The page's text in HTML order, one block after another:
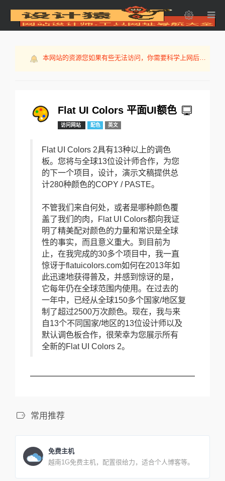
本网站的资源您如果有些无法访问，你需要科学上网后才
可以浏览！
本网站新域名www.3w5.com.cn欢迎访问
可以浏览！
本网站新域名www.3w5.com.cn欢迎访问
Flat UI Colors 平面UI额色
访问网站 配色 英文
Flat UI Colors 2具有13种以上的调色
板。您将与全球13位设计师合作，为您
的下一个项目，设计，演示文稿提供总
计280种颜色的COPY / PASTE。
不管我们来自何处，或者是哪种颜色覆
盖了我们的肉，Flat UI Colors都向我证
明了精美配对颜色的力量和常识是全球
性的事实，而且意义重大。到目前为
止，在我完成的30多个项目中，我一直
惊讶于flatuicolors.com如何在2013年如
此迅速地获得普及，并感到惊讶的是，
它每年仍在全球范围内使用。在过去的
一年中，已经从全球150多个国家/地区复
制了超过2500万次颜色。现在，我与来
自13个不同国家/地区的13位设计师以及
默认调色板合作，很荣幸为您展示所有
全新的Flat UI Colors 2。
常用推荐
免费主机
越南1G免费主机，配置很给力，适合个人博客等。